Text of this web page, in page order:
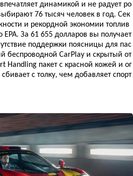
динамикой и не радует ро
76 тысяч человек в год. Сек
и рекордной экономии топлив
За 61 655 долларов вы получает
поддержки поясницы для пас
беспроводной CarPlay и скрытый от
Handling пакет с красной кожей и ог
с толку, чем добавляет спорт